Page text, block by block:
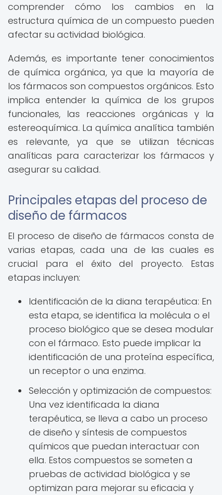
comprender cómo los cambios en la
estructura química de un compuesto pueden
afectar su actividad biológica.
Además, es importante tener conocimientos
de química orgánica, ya que la mayoría de
los fármacos son compuestos orgánicos. Esto
implica entender la química de los grupos
funcionales, las reacciones orgánicas y la
estereoquímica. La química analítica también
es relevante, ya que se utilizan técnicas
analíticas para caracterizar los fármacos y
asegurar su calidad.
Principales etapas del proceso de
diseño de fármacos
El proceso de diseño de fármacos consta de
varias etapas, cada una de las cuales es
crucial para el éxito del proyecto. Estas
etapas incluyen:
Identificación de la diana terapéutica: En
esta etapa, se identifica la molécula o el
proceso biológico que se desea modular
con el fármaco. Esto puede implicar la
identificación de una proteína específica,
un receptor o una enzima.
Selección y optimización de compuestos:
Una vez identificada la diana
terapéutica, se lleva a cabo un proceso
de diseño y síntesis de compuestos
químicos que puedan interactuar con
ella. Estos compuestos se someten a
pruebas de actividad biológica y se
optimizan para mejorar su eficacia y